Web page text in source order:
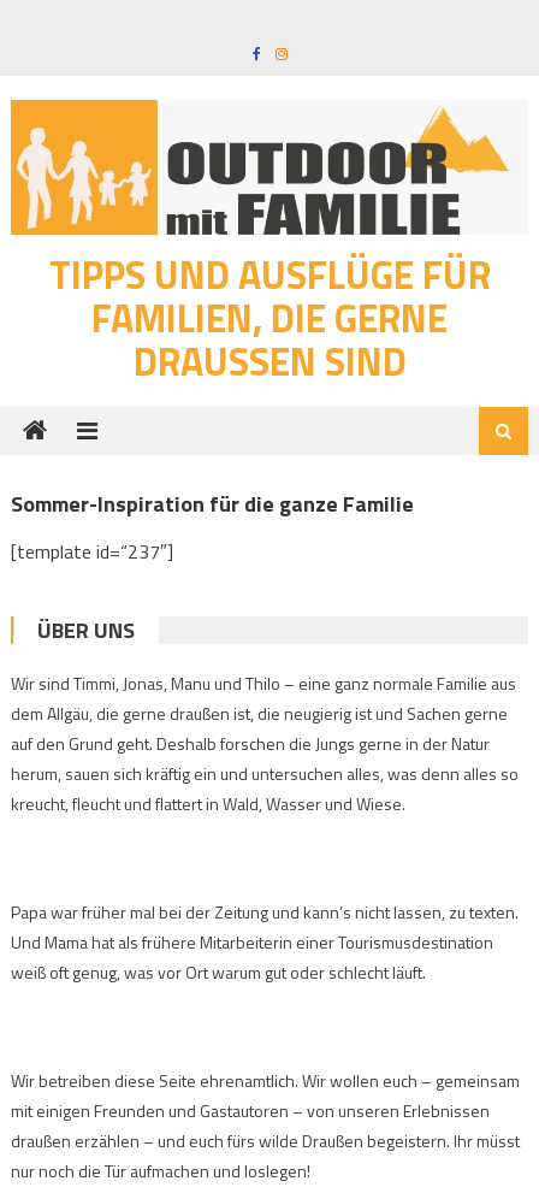
TIPPS UND AUSFLÜGE FÜR
FAMILIEN, DIE GERNE
DRAUSSEN SIND
Sommer-Inspiration für die ganze Familie
[template id=“237″]
ÜBER UNS
Wir sind Timmi, Jonas, Manu und Thilo – eine ganz normale Familie aus
dem Allgäu, die gerne draußen ist, die neugierig ist und Sachen gerne
auf den Grund geht. Deshalb forschen die Jungs gerne in der Natur
herum, sauen sich kräftig ein und untersuchen alles, was denn alles so
kreucht, fleucht und flattert in Wald, Wasser und Wiese.
Papa war früher mal bei der Zeitung und kann’s nicht lassen, zu texten.
Und Mama hat als frühere Mitarbeiterin einer Tourismusdestination
weiß oft genug, was vor Ort warum gut oder schlecht läuft.
Wir betreiben diese Seite ehrenamtlich. Wir wollen euch – gemeinsam
mit einigen Freunden und Gastautoren – von unseren Erlebnissen
draußen erzählen – und euch fürs wilde Draußen begeistern. Ihr müsst
nur noch die Tür aufmachen und loslegen!